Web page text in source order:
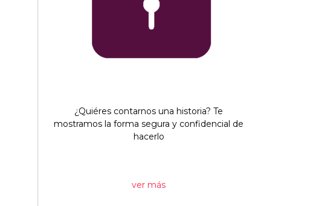
¿Quiéres contarnos una historia? Te
mostramos la forma segura y confidencial de
hacerlo
ver más